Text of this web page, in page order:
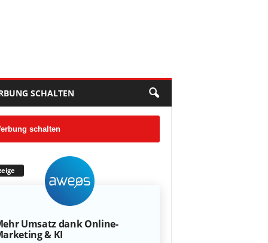
SCHALTEN
schalten
Umsatz dank Online-
& KI